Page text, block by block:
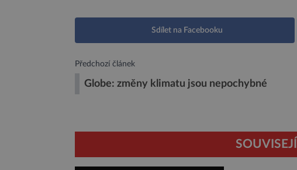
Sdílet na Facebooku
Předchozí článek
Globe: změny klimatu jsou nepochybné